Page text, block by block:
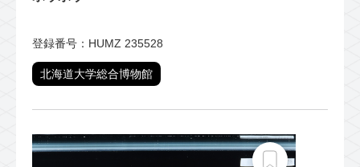
登録番号：HUMZ 235528
北海道大学総合博物館